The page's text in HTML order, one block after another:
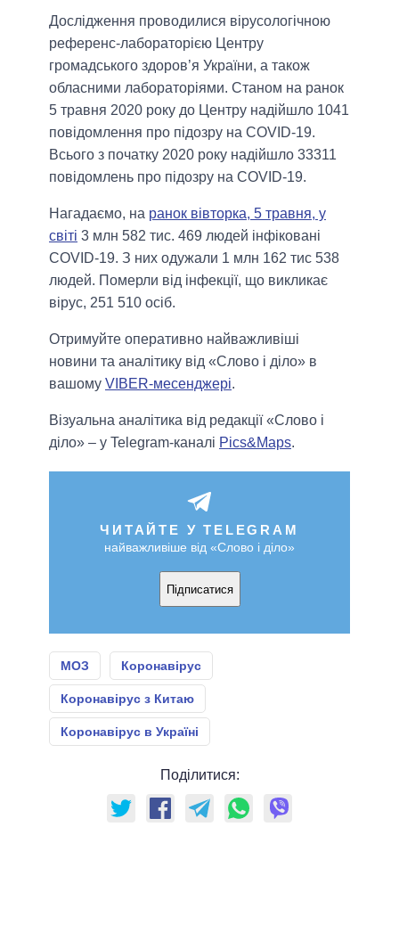
Дослідження проводилися вірусологічною
референс-лабораторією Центру
громадського здоров’я України, а також
обласними лабораторіями. Станом на ранок
5 травня 2020 року до Центру надійшло 1041
повідомлення про підозру на COVID-19.
Всього з початку 2020 року надійшло 33311
повідомлень про підозру на COVID-19.
Нагадаємо, на ранок вівторка, 5 травня, у
світі 3 млн 582 тис. 469 людей інфіковані
COVID-19. З них одужали 1 млн 162 тис 538
людей. Померли від інфекції, що викликає
вірус, 251 510 осіб.
Отримуйте оперативно найважливіші
новини та аналітику від «Слово і діло» в
вашому VIBER-месенджері.
Візуальна аналітика від редакції «Слово і
діло» – у Telegram-каналі Pics&Maps.
ЧИТАЙТЕ У TELEGRAM
найважливіше від «Слово і діло»
Підписатися
МОЗ Коронавірус
Коронавірус з Китаю
Коронавірус в Україні
Поділитися: